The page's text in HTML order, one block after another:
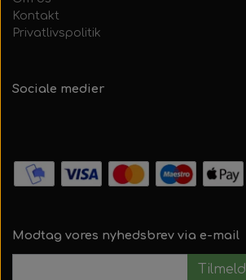
Kontakt
Privatlivspolitik
Sociale medier
Modtag vores nyhedsbrev via e-mail
Tilmeld